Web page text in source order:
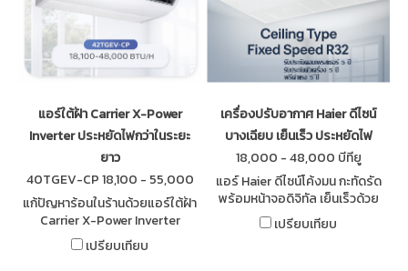
แอร์ใต้ฝ้า Carrier X-Power
Inverter ประหยัดไฟกว่าในระยะ
ยาว
40TGEV-CP 18,100 - 55,000
Btu/hr
แก้ปัญหาร้อนในร้านด้วยแอร์ใต้ฝ้า
Carrier X-Power Inverter
ประหยัดไฟ เย็นเร็ว กระจายลมดี
เหมาะร้านค้า ออฟฟิศ ติดตั้งโดย
เปรียบเทียบ
เครื่องปรับอากาศ Haier ดีไซน์
บางเฉียบ เย็นเร็ว ประหยัดไฟ
18,000 - 48,000 บีทียู
แอร์ Haier ดีไซน์โค้งมน กะทัดรัด
พร้อมหน้าจอดิจิทัล เย็นเร็วด้วย
บานสวิงอัตโนมัติ ท่อทองแดง
100% ติดตั้งง่าย เดินท่อได้ไกลถึง
เปรียบเทียบ